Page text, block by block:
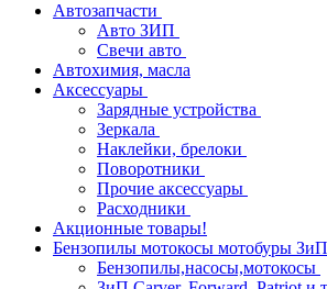
Автозапчасти
Авто ЗИП
Свечи авто
Автохимия, масла
Аксессуары
Зарядные устройства
Зеркала
Наклейки, брелоки
Поворотники
Прочие аксессуары
Расходники
Акционные товары!
Бензопилы мотокосы мотобуры ЗиП
Бензопилы,насосы,мотокосы